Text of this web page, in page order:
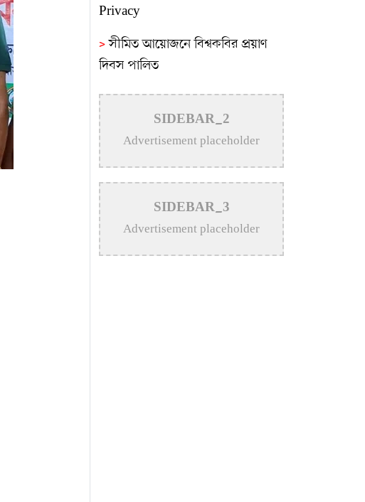
Privacy
>সীমিত আয়োজনে বিশ্বকবির প্রয়াণ
দিবস পালিত
>বহাল তবিয়তে চলছে রুফটপ
রেস্টুরেন্ট স্কাই বাইট
>
নতুন উদ্যোক্তা তৈরিতে এ ধরনের
মেলা উৎসাহ জোগায়: প্রকৌশলী জাকির
সরকার
>
গুণীজনদের স্মৃতি সংরক্ষণে শহরের
আইল্যান্ড গার্ডেনের নামকরণে আলোচনা
SIDEBAR_2
Advertisement placeholder
SIDEBAR_3
Advertisement placeholder